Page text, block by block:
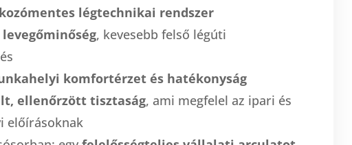
légtechnikai rendszer
, kevesebb felső légúti
komfortérzet és hatékonyság
ellenőrzött tisztaság, ami megfelel az ipari és
előírásoknak